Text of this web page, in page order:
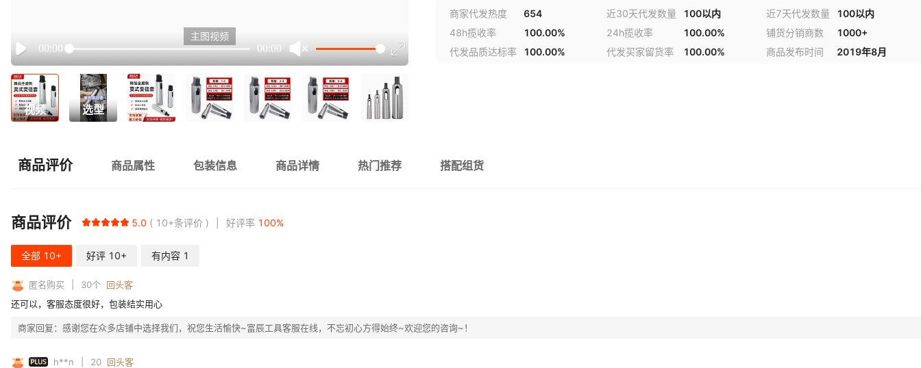
Play
00:00 00:00
主图视频 选型视频
视频 选型
商家代发热度 654 近30天代发数量 100以内 近7天代发数量
100以内
48h揽收率
100.00% 24h揽收率 100.00% 铺货分销商数
1000+
代发品质达标率
100.00% 代发买家留货率 100.00% 商品发布时间 2019年8月
商品评价 商品属性 包装信息 商品详情 热门推荐 搭配组货
商品评价 5.0 10+条评价 好评率 100%
全部 10+ 好评 10+ 有内容 1
匿名购买 30个 回头客
还可以，客服态度很好，包装结实用心
商家回复： 感谢您在众多店铺中选择我们，祝您生活愉快~富辰工具客服在线，不忘初心方得始终~欢迎您的咨询~！
PLUS h**n 20 回头客